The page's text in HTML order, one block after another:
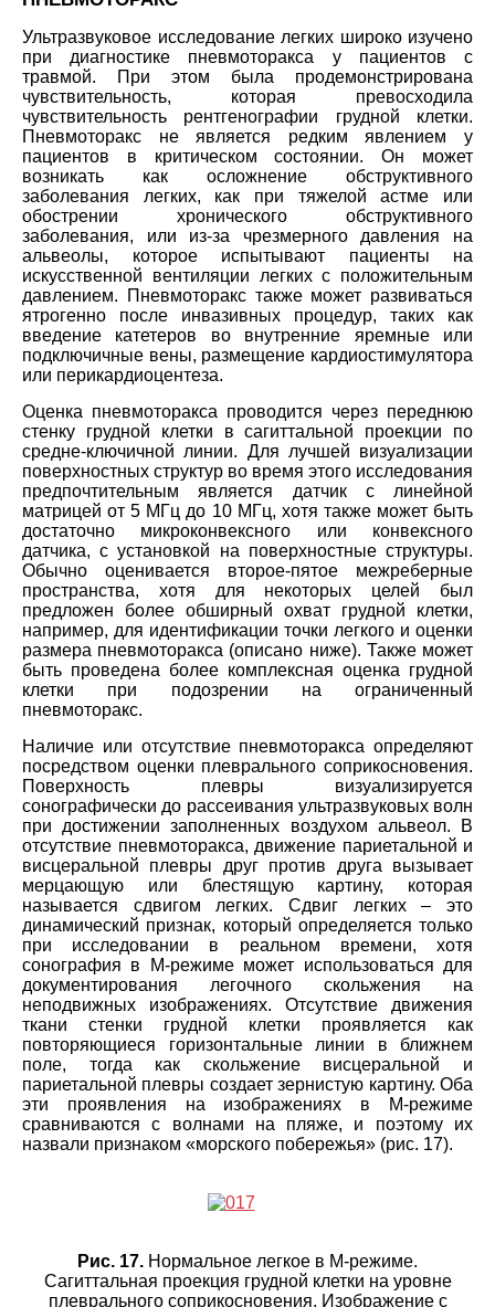
Ультразвуковое исследование легких широко изучено
при диагностике пневмоторакса у пациентов с
травмой. При этом была продемонстрирована
чувствительность, которая превосходила
чувствительность рентгенографии грудной клетки.
Пневмоторакс не является редким явлением у
пациентов в критическом состоянии. Он может
возникать как осложнение обструктивного
заболевания легких, как при тяжелой астме или
обострении хронического обструктивного
заболевания, или из-за чрезмерного давления на
альвеолы, которое испытывают пациенты на
искусственной вентиляции легких с положительным
давлением. Пневмоторакс также может развиваться
ятрогенно после инвазивных процедур, таких как
введение катетеров во внутренние яремные или
подключичные вены, размещение кардиостимулятора
или перикардиоцентеза.
Оценка пневмоторакса проводится через переднюю
стенку грудной клетки в сагиттальной проекции по
средне-ключичной линии. Для лучшей визуализации
поверхностных структур во время этого исследования
предпочтительным является датчик с линейной
матрицей от 5 МГц до 10 МГц, хотя также может быть
достаточно микроконвексного или конвексного
датчика, с установкой на поверхностные структуры.
Обычно оценивается второе-пятое межреберные
пространства, хотя для некоторых целей был
предложен более обширный охват грудной клетки,
например, для идентификации точки легкого и оценки
размера пневмоторакса (описано ниже). Также может
быть проведена более комплексная оценка грудной
клетки при подозрении на ограниченный
пневмоторакс.
Наличие или отсутствие пневмоторакса определяют
посредством оценки плеврального соприкосновения.
Поверхность плевры визуализируется
сонографически до рассеивания ультразвуковых волн
при достижении заполненных воздухом альвеол. В
отсутствие пневмоторакса, движение париетальной и
висцеральной плевры друг против друга вызывает
мерцающую или блестящую картину, которая
называется сдвигом легких. Сдвиг легких – это
динамический признак, который определяется только
при исследовании в реальном времени, хотя
сонография в M-режиме может использоваться для
документирования легочного скольжения на
неподвижных изображениях. Отсутствие движения
ткани стенки грудной клетки проявляется как
повторяющиеся горизонтальные линии в ближнем
поле, тогда как скольжение висцеральной и
париетальной плевры создает зернистую картину. Оба
эти проявления на изображениях в M-режиме
сравниваются с волнами на пляже, и поэтому их
назвали признаком «морского побережья» (рис. 17).
Рис. 17. Нормальное легкое в М-режиме.
Сагиттальная проекция грудной клетки на уровне
плеврального соприкосновения. Изображение с